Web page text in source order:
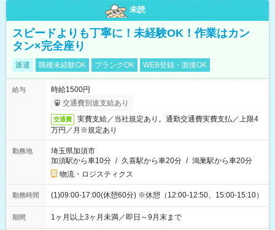
未読
スピードよりも丁寧に！未経験OK！作業はカン
タン×完全座り
派遣 職種未経験OK ブランクOK WEB登録・面接OK
給与
時給1500円
交通費別途支給あり
交通費
実費支給／当社規定あり。通勤交通費実費支払／上限4
万円／月※規定あり
勤務地
埼玉県加須市
加須駅から車10分 / 久喜駅から車20分 / 鴻巣駅から車20分
物流・ロジスティクス
勤務時間 (1)09:00-17:00(休憩60分) ※休憩（12:00-12:50、15:00-15:10）
期間 1ヶ月以上3ヶ月未満／即日～9月末まで